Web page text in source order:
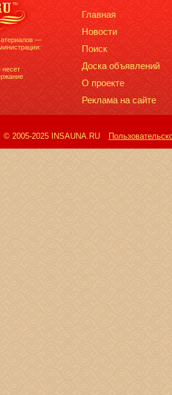
—
несет
Главная
Новости
Поиск
Доска объявлений
О проекте
Реклама на сайте
© 2005-2025 INSAUNA.RU